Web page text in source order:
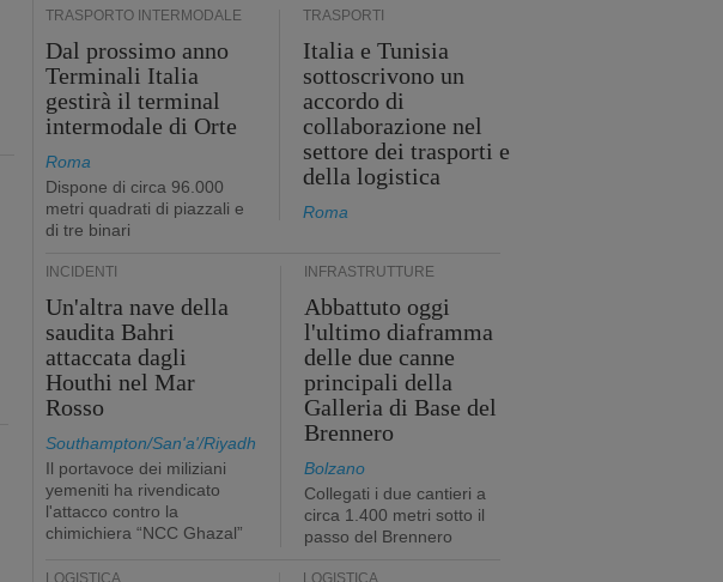
TRASPORTO INTERMODALE
Dal prossimo anno
Terminali Italia
gestirà il terminal
intermodale di Orte
Roma
Dispone di circa 96.000
metri quadrati di piazzali e
di tre binari
TRASPORTI
Italia e Tunisia
sottoscrivono un
accordo di
collaborazione nel
settore dei trasporti e
della logistica
Roma
INCIDENTI
Un'altra nave della
saudita Bahri
attaccata dagli
Houthi nel Mar
Rosso
Southampton/San'a'/Riyadh
Il portavoce dei miliziani
yemeniti ha rivendicato
l'attacco contro la
chimichiera “NCC Ghazal”
INFRASTRUTTURE
Abbattuto oggi
l'ultimo diaframma
delle due canne
principali della
Galleria di Base del
Brennero
Bolzano
Collegati i due cantieri a
circa 1.400 metri sotto il
passo del Brennero
LOGISTICA LOGISTICA